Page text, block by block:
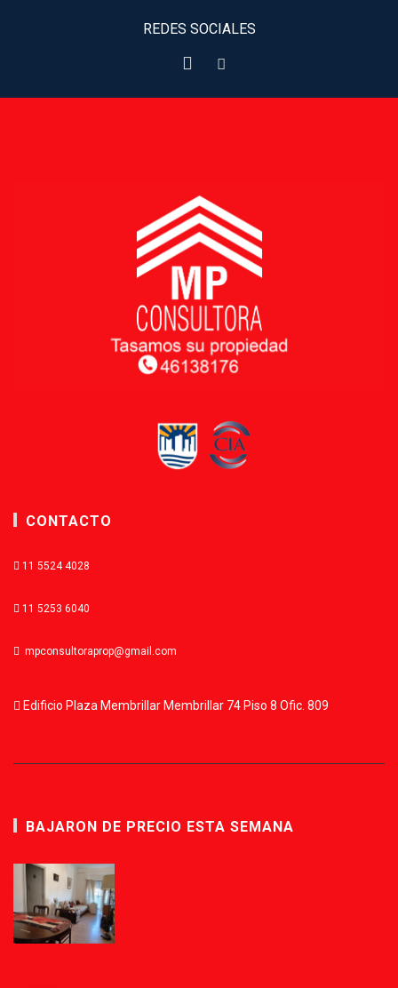
REDES SOCIALES
CONTACTO
11 5524 4028
11 5253 6040
mpconsultoraprop@gmail.com
Edificio Plaza Membrillar Membrillar 74 Piso 8 Ofic. 809
BAJARON DE PRECIO ESTA SEMANA